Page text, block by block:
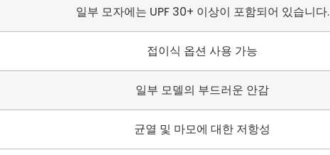
일부 모자에는 UPF 30+ 이상이 포함되어 있습니다.
접이식 옵션 사용 가능
일부 모델의 부드러운 안감
균열 및 마모에 대한 저항성